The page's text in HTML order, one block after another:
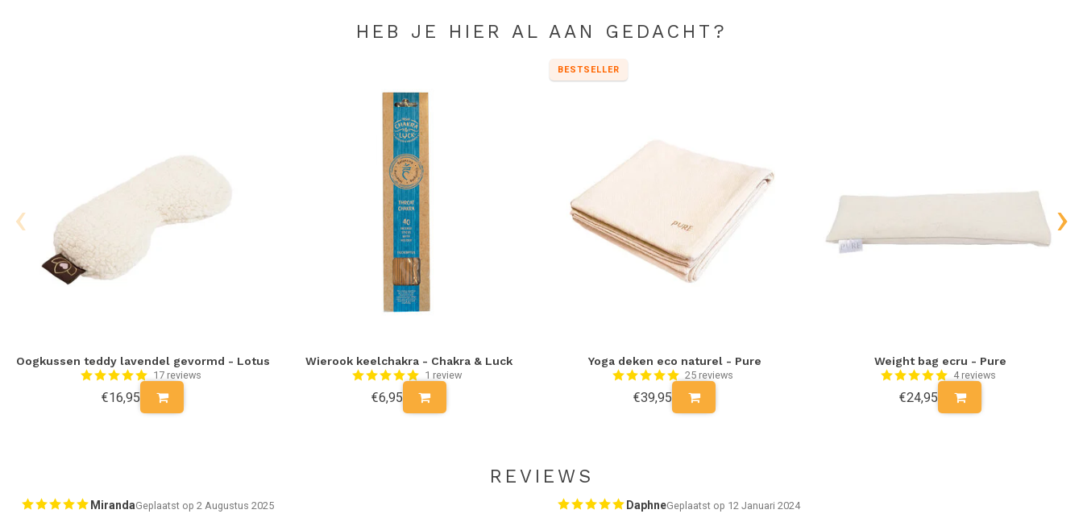
HEB JE HIER AL AAN GEDACHT?
Oogkussen teddy lavendel gevormd - Lotus
17 reviews
€16,95
Wierook keelchakra - Chakra & Luck
1 review
€6,95
BESTSELLER
Yoga deken eco naturel - Pure
25 reviews
€39,95
Weight bag ecru - Pure
4 reviews
€24,95
‹ ›
REVIEWS
MirandaGeplaatst op 2 Augustus 2025 DaphneGeplaatst op 12 Januari 2024